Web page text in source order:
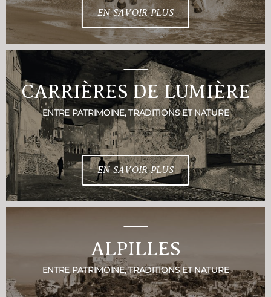
EN SAVOIR PLUS
CARRIÈRES DE LUMIÈRE
ENTRE PATRIMOINE, TRADITIONS ET NATURE
EN SAVOIR PLUS
ALPILLES
ENTRE PATRIMOINE, TRADITIONS ET NATURE